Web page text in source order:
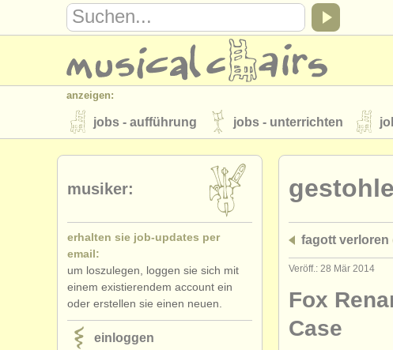
anzeigen:
jobs - aufführung jobs - unterrichten
instrumentenverkauf gestohlene
verzeichnisse:
musikhochschulen
musicalchairs:
über musicalchairs kontakt rss feeds
verlage:
anzeige veröffentlichen find out about our
fagott verloren
Veröff.: 28 Mär 2014
Fox
Case
musiker:
erhalten sie job-updates per
email:
um loszulegen, loggen sie sich mit
einem existierendem account ein
oder erstellen sie einen neuen.
einloggen